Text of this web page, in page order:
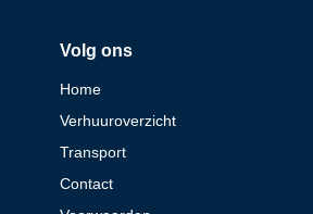
Volg ons
Home
Verhuuroverzicht
Transport
Contact